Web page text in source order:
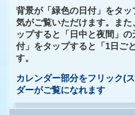
背景が「緑色の日付」をタ
気がご覧いただけます。ま
ップすると「日中と夜間」
付」をタップすると「1日ご
す。
カレンダー部分をフリック(
ダーがご覧になれます